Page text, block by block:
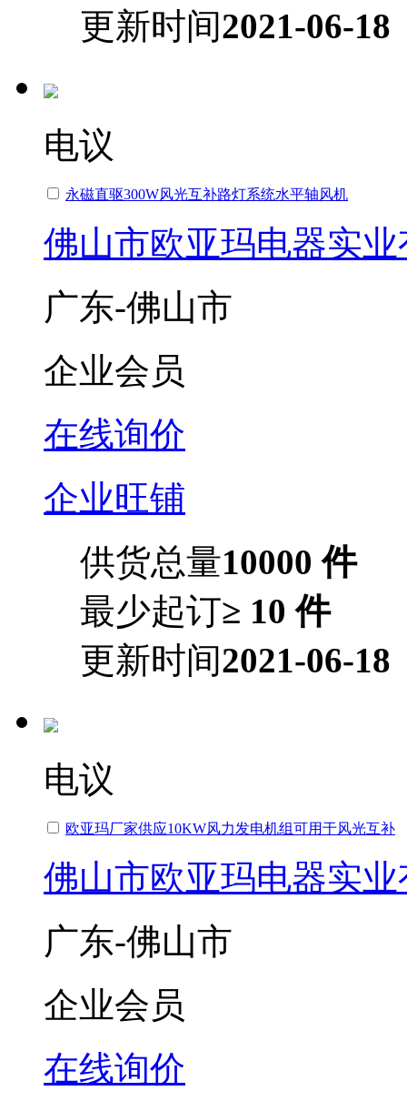
更新时间2021-06-18
电议
永磁直驱300W风光互补路灯系统水平轴风机
佛山市欧亚玛电器实
广东-佛山市
企业会员
在线询价
企业旺铺
供货总量10000 件
最少起订≥ 10 件
更新时间2021-06-18
电议
欧亚玛厂家供应10KW风力发电机组可用于风光互补
佛山市欧亚玛电器实
广东-佛山市
企业会员
在线询价